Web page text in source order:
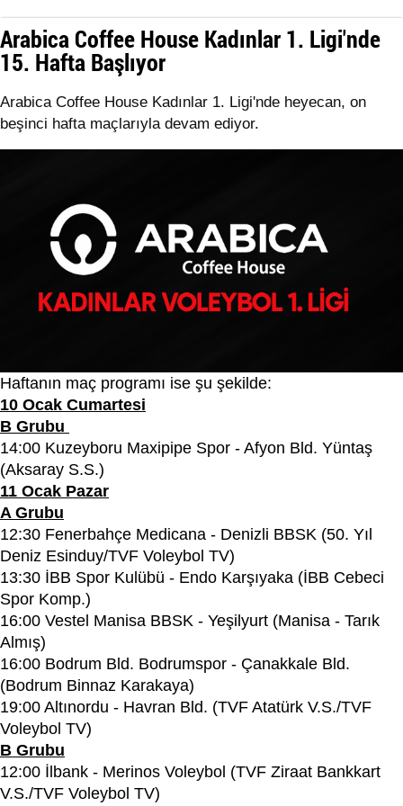
Arabica Coffee House Kadınlar 1. Ligi'nde
15. Hafta Başlıyor
Arabica Coffee House Kadınlar 1. Ligi'nde heyecan, on
beşinci hafta maçlarıyla devam ediyor.
Haftanın maç programı ise şu şekilde:
10 Ocak Cumartesi
B Grubu
14:00 Kuzeyboru Maxipipe Spor - Afyon Bld. Yüntaş
(Aksaray S.S.)
11 Ocak Pazar
A Grubu
12:30 Fenerbahçe Medicana - Denizli BBSK (50. Yıl
Deniz Esinduy/TVF Voleybol TV)
13:30 İBB Spor Kulübü - Endo Karşıyaka (İBB Cebeci
Spor Komp.)
16:00 Vestel Manisa BBSK - Yeşilyurt (Manisa - Tarık
Almış)
16:00 Bodrum Bld. Bodrumspor - Çanakkale Bld.
(Bodrum Binnaz Karakaya)
19:00 Altınordu - Havran Bld. (TVF Atatürk V.S./TVF
Voleybol TV)
B Grubu
12:00 İlbank - Merinos Voleybol (TVF Ziraat Bankkart
V.S./TVF Voleybol TV)